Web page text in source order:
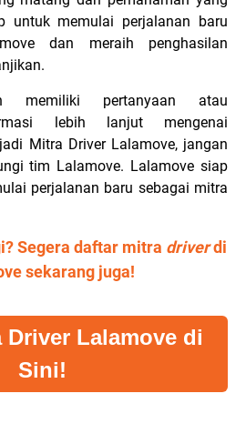
untuk memulai perjalanan baru
dan meraih penghasilan
memiliki pertanyaan atau
lebih lanjut mengenai
Mitra Driver Lalamove, jangan
tim Lalamove. Lalamove siap
perjalanan baru sebagai mitra
Segera daftar mitra driverdi
sekarang juga!
Driver Lalamove di
Sini!